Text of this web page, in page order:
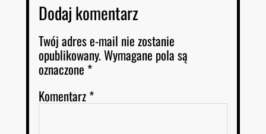
Dodaj komentarz
Twój adres e-mail nie zostanie
opublikowany.Wymagane pola są
oznaczone *
Komentarz*